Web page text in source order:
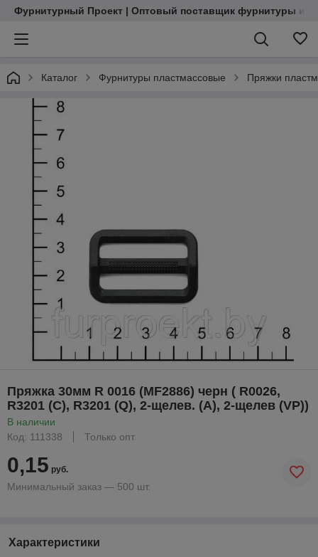
Фурнитурный Проект | Оптовый поставщик фурнитуры и
Каталог Фурнитуры пластмассовые Пряжки
Пряжка 30мм R 0016 (MF2886) черн ( R0026,
R3201 (C), R3201 (Q), 2-щелев. (A), 2-щелев (VP))
В наличии
Код: 111338
Только опт
0,15 руб.
Минимальный заказ — 500 шт.
Характеристики